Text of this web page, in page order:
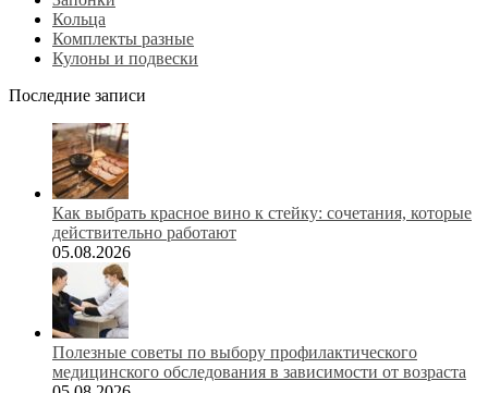
Кольца
Комплекты разные
Кулоны и подвески
Последние записи
Как выбрать красное вино к стейку: сочетания, которые
действительно работают
05.08.2026
Полезные советы по выбору профилактического
медицинского обследования в зависимости от возраста